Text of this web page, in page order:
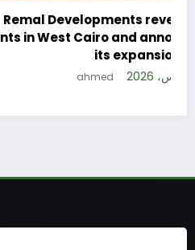
Developments reveals its
Cairo and announces
its expansion plan
5 أغسطس، 2026